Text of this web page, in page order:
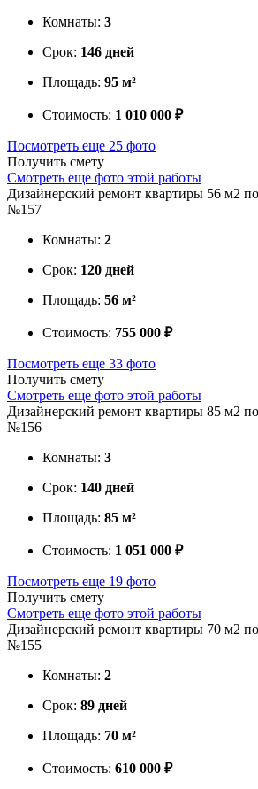
Комнаты: 3
Срок: 146 дней
Площадь: 95 м²
Стоимость: 1 010 000 ₽
Посмотреть еще 25 фото
Получить смету
Смотреть еще фото этой работы
Дизайнерский ремонт квартиры 56 м2
№157
Комнаты: 2
Срок: 120 дней
Площадь: 56 м²
Стоимость: 755 000 ₽
Посмотреть еще 33 фото
Получить смету
Смотреть еще фото этой работы
Дизайнерский ремонт квартиры 85 м2
№156
Комнаты: 3
Срок: 140 дней
Площадь: 85 м²
Стоимость: 1 051 000 ₽
Посмотреть еще 19 фото
Получить смету
Смотреть еще фото этой работы
Дизайнерский ремонт квартиры 70 м2
№155
Комнаты: 2
Срок: 89 дней
Площадь: 70 м²
Стоимость: 610 000 ₽